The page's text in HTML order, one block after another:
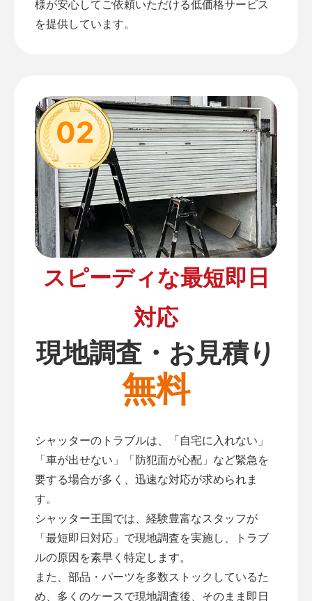
様が安心してご依頼いただける低価格サービス
を提供しています。
02
スピーディな最短即日
対応
現地調査・お見積り
無料
シャッターのトラブルは、「自宅に入れない」
「車が出せない」「防犯面が心配」など緊急を
要する場合が多く、迅速な対応が求められま
す。
シャッター王国では、経験豊富なスタッフが
「最短即日対応」で現地調査を実施し、トラブ
ルの原因を素早く特定します。
また、部品・パーツを多数ストックしているた
め、多くのケースで現地調査後、そのまま即日